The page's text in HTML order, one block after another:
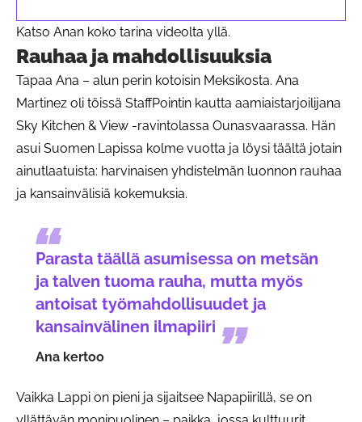
Katso Anan koko tarina videolta yllä.
Rauhaa ja mahdollisuuksia
Tapaa Ana – alun perin kotoisin Meksikosta. Ana
Martinez oli töissä StaffPointin kautta aamiaistarjoilijana
Sky Kitchen & View -ravintolassa Ounasvaarassa. Hän
asui Suomen Lapissa kolme vuotta ja löysi täältä jotain
ainutlaatuista: harvinaisen yhdistelmän luonnon rauhaa
ja kansainvälisiä kokemuksia.
Parasta täällä asumisessa on metsän
ja talven tuoma rauha, mutta myös
antoisat työmahdollisuudet ja
kansainvälinen ilmapiiri
Ana kertoo
Vaikka Lappi on pieni ja sijaitsee Napapiirillä, se on